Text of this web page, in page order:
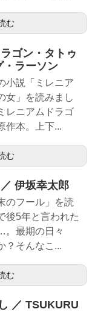
む
ゴン・タトゥ
・ラーソン
小説「ミレニア
女」を読みまし
レニアムドラゴ
作本。上下...
む
伊坂幸太郎
のフール」を読
後5年と言われた
。最期の日々
？そんなこ...
む
／ TSUKURU